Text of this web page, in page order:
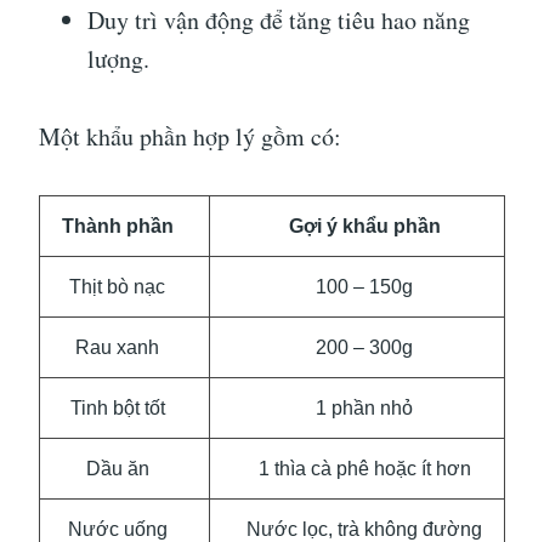
Duy trì vận động để tăng tiêu hao năng
lượng.
Một khẩu phần hợp lý gồm có:
Thành phần Gợi ý khẩu phần
Thịt bò nạc 100 – 150g
Rau xanh 200 – 300g
Tinh bột tốt 1 phần nhỏ
Dầu ăn 1 thìa cà phê hoặc ít hơn
Nước uống Nước lọc, trà không đường